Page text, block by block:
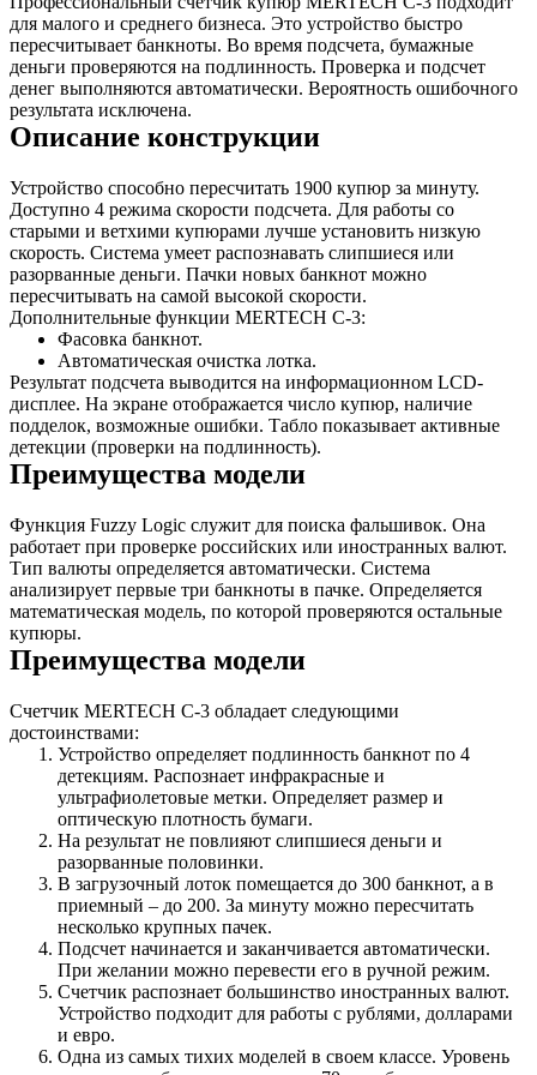
для малого и среднего бизнеса. Это устройство быстро
пересчитывает банкноты. Во время подсчета, бумажные
деньги проверяются на подлинность. Проверка и подсчет
денег выполняются автоматически. Вероятность ошибочного
результата исключена.
Описание конструкции
Устройство способно пересчитать 1900 купюр за минуту.
Доступно 4 режима скорости подсчета. Для работы со
старыми и ветхими купюрами лучше установить низкую
скорость. Система умеет распознавать слипшиеся или
разорванные деньги. Пачки новых банкнот можно
пересчитывать на самой высокой скорости.
Дополнительные функции MERTECH С-3:
Фасовка банкнот.
Автоматическая очистка лотка.
Результат подсчета выводится на информационном LCD-
дисплее. На экране отображается число купюр, наличие
подделок, возможные ошибки. Табло показывает активные
детекции (проверки на подлинность).
Преимущества модели
Функция Fuzzy Logic служит для поиска фальшивок. Она
работает при проверке российских или иностранных валют.
Тип валюты определяется автоматически. Система
анализирует первые три банкноты в пачке. Определяется
математическая модель, по которой проверяются остальные
купюры.
Преимущества модели
Счетчик MERTECH С-3 обладает следующими
достоинствами:
Устройство определяет подлинность банкнот по 4
детекциям. Распознает инфракрасные и
ультрафиолетовые метки. Определяет размер и
оптическую плотность бумаги.
На результат не повлияют слипшиеся деньги и
разорванные половинки.
В загрузочный лоток помещается до 300 банкнот, а в
приемный – до 200. За минуту можно пересчитать
несколько крупных пачек.
Подсчет начинается и заканчивается автоматически.
При желании можно перевести его в ручной режим.
Счетчик распознает большинство иностранных валют.
Устройство подходит для работы с рублями, долларами
и евро.
Одна из самых тихих моделей в своем классе. Уровень